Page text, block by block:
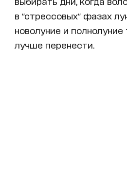
в "стрессовых" фазах
новолуние и
лучше перенести.